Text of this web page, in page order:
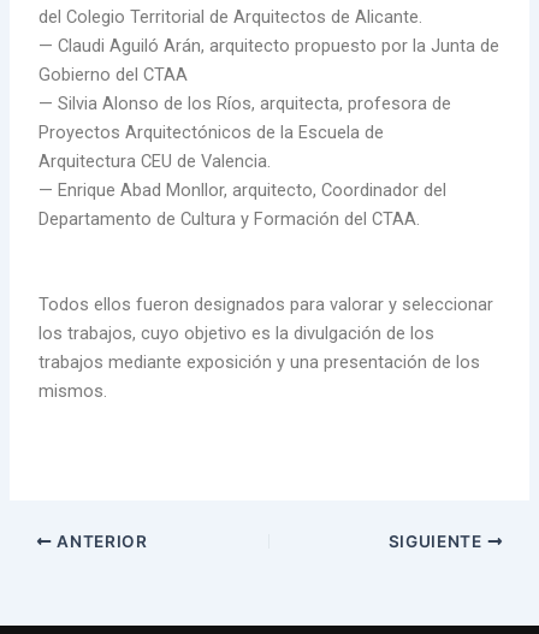
del Colegio Territorial de Arquitectos de Alicante.
— Claudi Aguiló Arán, arquitecto propuesto por la Junta de
Gobierno del CTAA
— Silvia Alonso de los Ríos, arquitecta, profesora de
Proyectos Arquitectónicos de la Escuela de
Arquitectura CEU de Valencia.
— Enrique Abad Monllor, arquitecto, Coordinador del
Departamento de Cultura y Formación del CTAA.
Todos ellos fueron designados para valorar y seleccionar
los trabajos, cuyo objetivo es la divulgación de los
trabajos mediante exposición y una presentación de los
mismos.
ANTERIOR SIGUIENTE